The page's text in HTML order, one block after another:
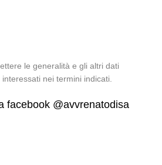
le generalità e gli altri dati
nei termini indicati.
facebook @avvrenatodisa